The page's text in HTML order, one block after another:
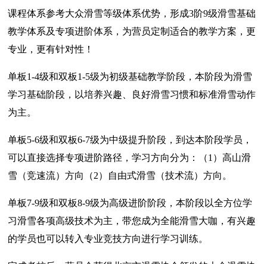
课程体系参考大众滑雪等级体系优势，形成3阶9级滑雪基础
教学体系及专项进阶体系，为营员定制适合的教学方案，更
专业，更有针对性！
单板1-4级和双板1-5级为初级基础教学阶段，本阶段为滑雪
学习基础阶段，以培养兴趣、良好滑雪习惯和标准滑雪动作
为主。
单板5-6级和双板6-7级为中级提升阶段，到达本阶段学员，
可以直接选择专项进阶路径，学习方向分为：（1）高山滑
雪（竞速流）方向（2）自由式滑雪（技术流）方向。
单板7-9级和双板8-9级为高级进阶阶段，本阶段以全方位学
习滑雪各项高级技术为主，带您成为全能滑雪大咖，有兴趣
的学员也可以转入专业竞技方向进行学习训练。